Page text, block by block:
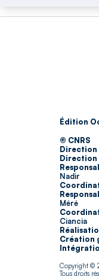
Édition
© CNRS
Direction
Direction
Nadir
Méré
Ciancia
Création
Copyright ©
Tous droits